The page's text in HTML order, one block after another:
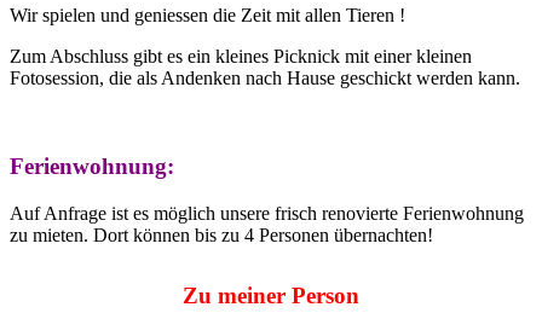
Wir spielen und geniessen die Zeit mit allen Tieren !
Zum Abschluss gibt es ein kleines Picknick mit einer kleinen
Fotosession, die als Andenken nach Hause geschickt werden kann.
Ferienwohnung:
Auf Anfrage ist es möglich unsere frisch renovierte Ferienwohnung
zu mieten. Dort können bis zu 4 Personen übernachten!
Zu meiner Person